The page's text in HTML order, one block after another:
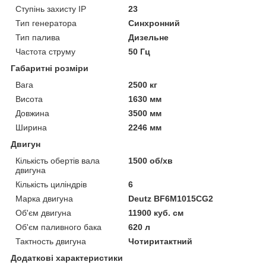
Ступінь захисту IP
23
Тип генератора
Синхронний
Тип палива
Дизельне
Частота струму
50 Гц
Габаритні розміри
Вага
2500 кг
Висота
1630 мм
Довжина
3500 мм
Ширина
2246 мм
Двигун
Кількість обертів вала
двигуна
1500 об/хв
Кількість циліндрів
6
Марка двигуна
Deutz BF6M1015CG2
Об'єм двигуна
11900 куб. см
Об'єм паливного бака
620 л
Тактность двигуна
Чотиритактний
Додаткові характеристики